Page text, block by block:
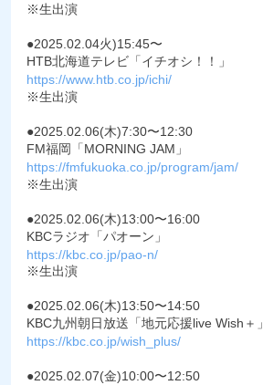
※生出演
●2025.02.04火)15:45〜
HTB北海道テレビ「イチオシ！！」
https://www.htb.co.jp/ichi/
※生出演
●2025.02.06(木)7:30〜12:30
FM福岡「MORNING JAM」
https://fmfukuoka.co.jp/program/jam/
※生出演
●2025.02.06(木)13:00〜16:00
KBCラジオ「パオーン」
https://kbc.co.jp/pao-n/
※生出演
●2025.02.06(木)13:50〜14:50
KBC九州朝日放送「地元応援live Wish＋」
https://kbc.co.jp/wish_plus/
●2025.02.07(金)10:00〜12:50